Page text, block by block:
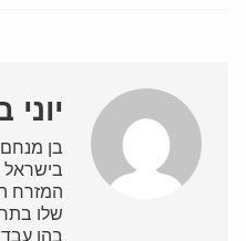
בן
בישראל
המזרח
שלו
בהן עבד